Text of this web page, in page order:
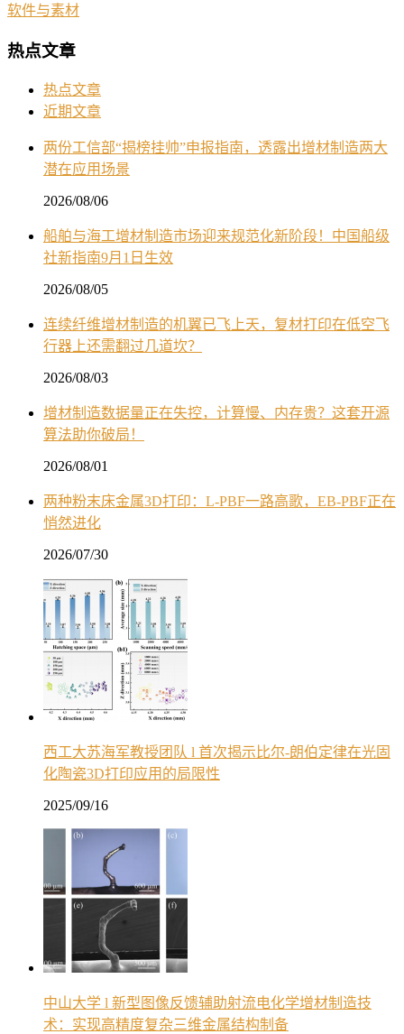
软件与素材
热点文章
热点文章
近期文章
两份工信部“揭榜挂帅”申报指南，透露出增材制造两大
潜在应用场景
2026/08/06
船舶与海工增材制造市场迎来规范化新阶段！中国船级
社新指南9月1日生效
2026/08/05
连续纤维增材制造的机翼已飞上天，复材打印在低空飞
行器上还需翻过几道坎？
2026/08/03
增材制造数据量正在失控，计算慢、内存贵？这套开源
算法助你破局！
2026/08/01
两种粉末床金属3D打印：L-PBF一路高歌，EB-PBF正在
悄然进化
2026/07/30
西工大苏海军教授团队 l 首次揭示比尔-朗伯定律在光固
化陶瓷3D打印应用的局限性
2025/09/16
中山大学 l 新型图像反馈辅助射流电化学增材制造技
术：实现高精度复杂三维金属结构制备